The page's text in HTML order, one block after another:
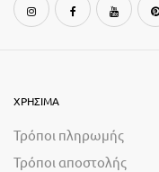
ΧΡΗΣΙΜΑ
Τρόποι πληρωμής
Τρόποι αποστολής